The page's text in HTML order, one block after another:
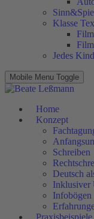
Klasse
Jedes
Mobile Menu Toggle
Home
Konzept
Schreiben
Deutsch
Inklusiver
Infobögen
Praxisbeispiele